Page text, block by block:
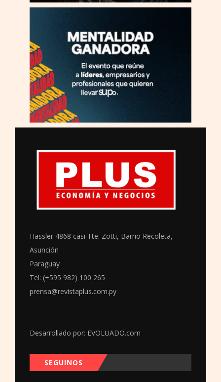
Hassler 4868 casi Tte. Zotti, Barrio Recoleta,
Asunción
Paraguay
Tel: (+595 982) 100 265
prensa@revistaplus.com.py
Desarrollado por: EVOLUADO.com
SEGUINOS